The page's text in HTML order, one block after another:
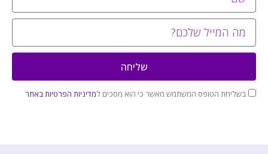
בשליחת הטופס המשתמש מאשר כי הוא מסכים למדיניות הפרטיות באתר
שליחה